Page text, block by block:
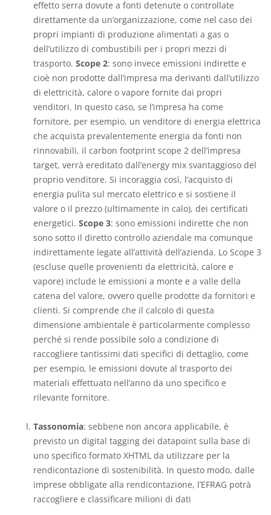
effetto serra dovute a fonti detenute o controllate
direttamente da un’organizzazione, come nel caso dei
propri impianti di produzione alimentati a gas o
dell’utilizzo di combustibili per i propri mezzi di
trasporto. Scope 2: sono invece emissioni indirette e
cioè non prodotte dall’impresa ma derivanti dall’utilizzo
di elettricità, calore o vapore fornite dai propri
venditori. In questo caso, se l’impresa ha come
fornitore, per esempio, un venditore di energia elettrica
che acquista prevalentemente energia da fonti non
rinnovabili, il carbon footprint scope 2 dell’impresa
target, verrà ereditato dall’energy mix svantaggioso del
proprio venditore. Si incoraggia così, l’acquisto di
energia pulita sul mercato elettrico e si sostiene il
valore o il prezzo (ultimamente in calo), dei certificati
energetici. Scope 3: sono emissioni indirette che non
sono sotto il diretto controllo aziendale ma comunque
indirettamente legate all’attività dell’azienda. Lo Scope 3
(escluse quelle provenienti da elettricità, calore e
vapore) include le emissioni a monte e a valle della
catena del valore, ovvero quelle prodotte da fornitori e
clienti. Si comprende che il calcolo di questa
dimensione ambientale è particolarmente complesso
perché si rende possibile solo a condizione di
raccogliere tantissimi dati specifici di dettaglio, come
per esempio, le emissioni dovute al trasporto dei
materiali effettuato nell’anno da uno specifico e
rilevante fornitore.
Tassonomia: sebbene non ancora applicabile, è
previsto un digital tagging dei datapoint sulla base di
uno specifico formato XHTML da utilizzare per la
rendicontazione di sostenibilità. In questo modo, dalle
imprese obbligate alla rendicontazione, l’EFRAG potrà
raccogliere e classificare milioni di dati